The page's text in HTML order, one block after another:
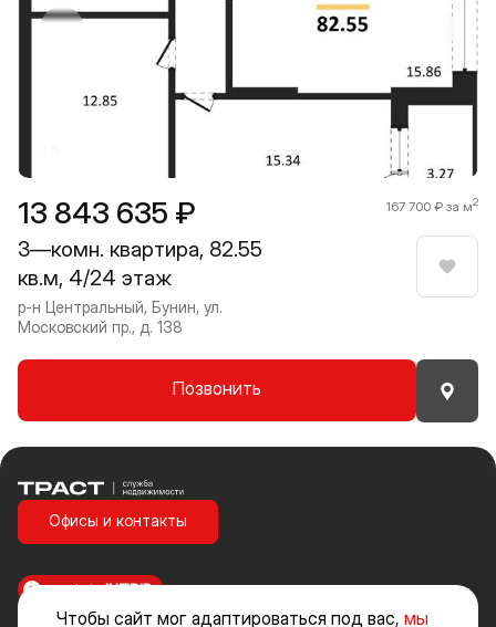
13 843 635 ₽ 167 700 ₽ за м2
3—комн. квартира, 82.55
кв.м, 4/24 этаж
р-н Центральный, Бунин, ул.
Московский пр., д. 138
Позвонить
Чтобы сайт мог адаптироваться под вас, мы
Траст | Служба недвижимости
Офисы и контакты
made inINTRID